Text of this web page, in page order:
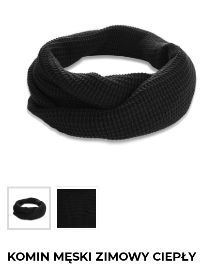
KOMIN MĘSKI ZIMOWY CIEPŁY